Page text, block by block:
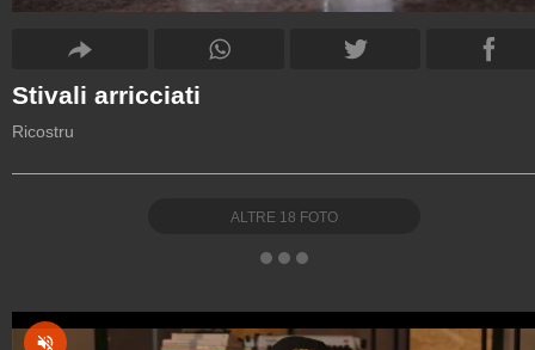
Stivali arricciati
Ricostru
ALTRE 18 FOTO